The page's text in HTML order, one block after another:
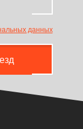
данных